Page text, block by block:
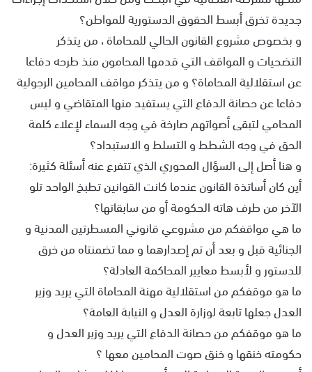
جديدة تخرق أبسط الحقوق الدستورية للمواطن؟
و بخصوص مشروع القانون الحالي للمحاماة ، من يتذكر
التضحيات و المواقف التي قدمها المحامون منذ طرحه دفاعا
عن استقلالية المحاماة؟ و من يتذكر مواقف المحامين الرجولية
دفاعا عن حصانة الدفاع التي يستفيد منها المتقاضي و ليس
المحامي لتبقى أصواتهم صارخة في وجه السماء لإعلاء كلمة
الحق في وجه الشطط و التسلط و الاستبداد؟
و هنا أصل إلى السؤال المحوري الذي تتفرع عنه أسئلة كثيرة:
أين كان أساتذة القانون عندما كانت القوانين تطبخ الواحد تلو
الآخر من طرف هاته الحكومة أو من سابقاتها؟
ما هي مواقفكم من مشروعي قانوني المسطرتين المدنية و
الجنائية قبل و بعد أن تم إصدارهما و مما تضمنتاه من خرق
للدستور و لأبسط معايير المحاكمة العادلة؟
ما هو موقفكم من استقلالية مهنة المحاماة التي يريد وزير
العدل جعلها تابعة لوزارة العدل و النيابة العامة؟
ما هو موقفكم من حصانة الدفاع التي يريد وزير العدل و
حكومته خنقها و خنق صوت المحامين معها ؟